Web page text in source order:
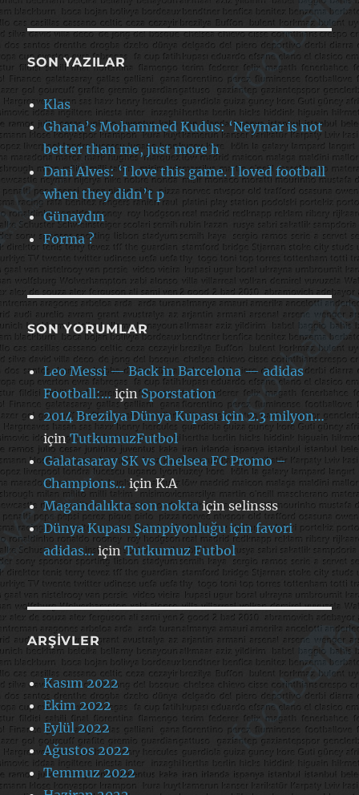
SON YAZILAR
Klas
Ghana’s Mohammed Kudus: ‘Neymar is not
better than me, just more h
Dani Alves: ‘I love this game. I loved football
when they didn’t p
Günaydın
Forma ?
SON YORUMLAR
Leo Messi — Back in Barcelona — adidas
Football:… içinSporstation
2014 Brezilya Dünya Kupası için 2.3 milyon…
içinTutkumuzFutbol
Galatasaray SK vs Chelsea FC Promo –
Champions… içinK.A
Magandalıkta son nokta içinselinsss
Dünya Kupası Şampiyonluğu için favori
adidas…içinTutkumuz Futbol
ARŞIVLER
Kasım 2022
Ekim 2022
Eylül 2022
Ağustos 2022
Temmuz 2022